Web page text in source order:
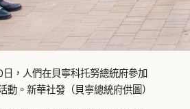
人們在貝寧科托努總統府參加
動。新華社發（貝寧總統府供圖）